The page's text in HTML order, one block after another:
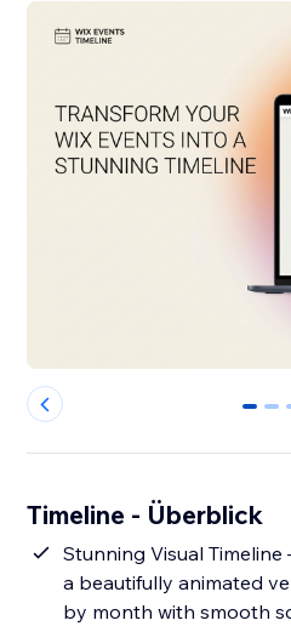
0 1
Timeline - Überblick
Stunning Visual
a beautifully animated
by month with smooth